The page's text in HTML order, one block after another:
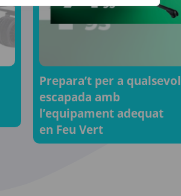
Prepara’t per a qualsevol
escapada amb
l’equipament adequat
en Feu Vert